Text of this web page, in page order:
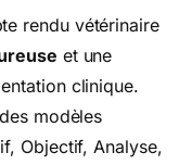
rendu vétérinaire
et une
clinique.
modèles
Objectif, Analyse,